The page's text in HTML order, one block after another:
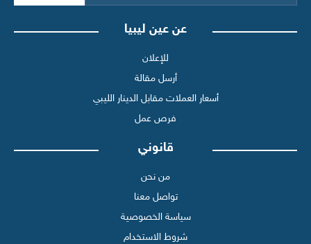
عن عين ليبيا
للإعلان
أرسل مقالة
أسعار العملات مقابل الدينار الليبي
فرص عمل
قانوني
من نحن
تواصل معنا
سياسة الخصوصية
شروط الاستخدام